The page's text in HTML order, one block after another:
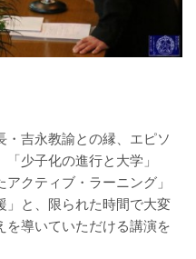
吉永教諭との縁、エピソ
少子化の進行と大学」
クティブ・ラーニング」
」と、限られた時間で大変
導いていただける講演を